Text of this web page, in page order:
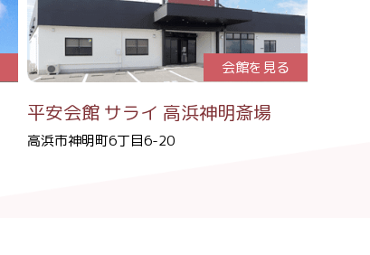
会館を見る
平安会館 サライ 高浜神明斎場
高浜市神明町6丁目6-20